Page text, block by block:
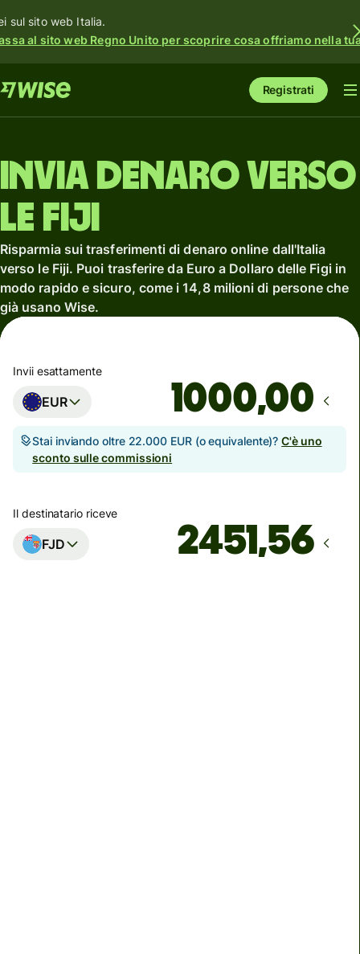
sul sito web Italia.
al sito web Regno Unito per scoprire cosa offriamo nella
Registrati
Invia denaro verso
le Fiji
Risparmia sui trasferimenti di denaro online dall'Italia
verso le Fiji. Puoi trasferire da Euro a Dollaro delle Figi in
modo rapido e sicuro, come i 14,8 milioni di persone che
già usano Wise.
Invii esattamente
EUR ,00
Stai inviando oltre 22.000 EUR (o equivalente)?C'è uno
sconto sulle commissioni
Il destinatario riceve
FJD